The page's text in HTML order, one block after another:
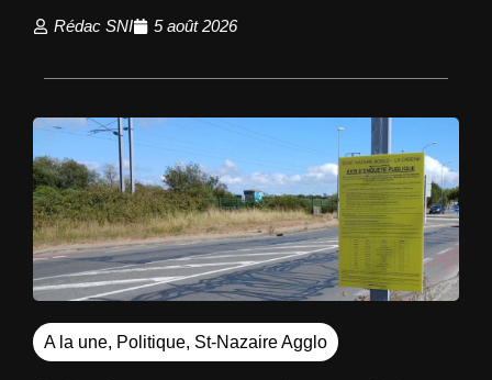
Rédac SNI 5 août 2026
A la une, Politique, St-Nazaire Agglo